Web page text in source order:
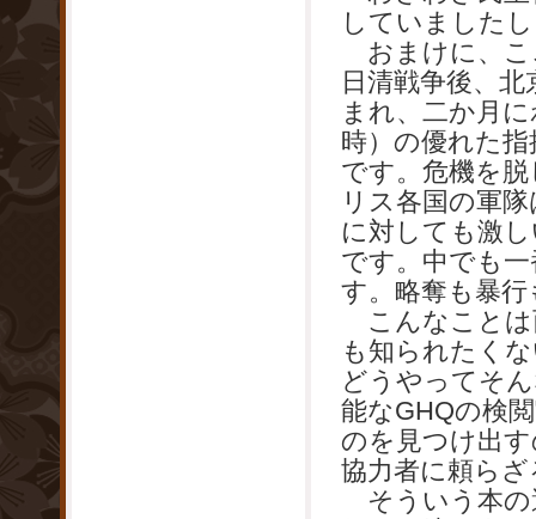
していました
おまけに、こ
日清戦争後、
まれ、二か月
時）の優れた
です。危機を
リス各国の軍
に対しても激
です。中でも
す。略奪も暴
こんなことは
も知られたく
どうやってそ
能なGHQの検
のを見つけ出
協力者に頼ら
そういう本の